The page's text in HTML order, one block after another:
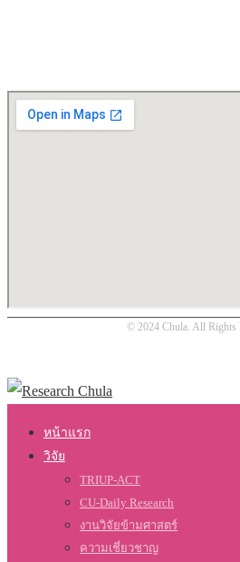
© 2024 Chula. All Rights
หน้าแรก
วิจัย
TRIUP-ACT
CU-Daily Research
งานวิจัยข้ามศาสตร์
ความเชี่ยวชาญ